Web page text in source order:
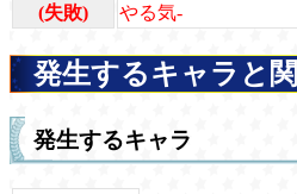
(失敗)
やる気-
発生するキャラと
発生するキャラ